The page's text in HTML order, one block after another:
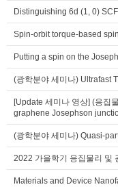
Distinguishing 6d (1, 0)
Spin-orbit torque-based
Putting a spin on the
(광학분야 세미나) Ultrafast
[Update 세미나 영상] (응집
graphene Josephson
(광학분야 세미나) Quasi-
2022 가을학기 응집물리 및
Materials and Device